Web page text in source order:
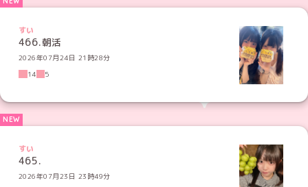
すい
466.朝活
2026年07月24日 21時28分
14
5
すい
465.
2026年07月23日 23時49分